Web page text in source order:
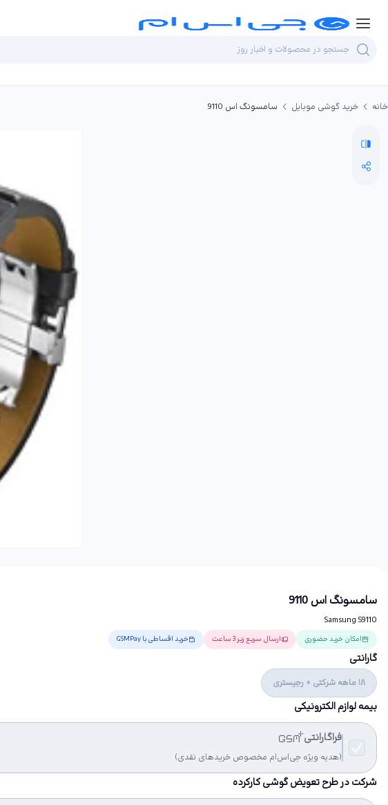
خانه خرید گوشی موبایل سامسونگ اس 9110
سامسونگ اس 9110
Samsung S9110
امکان خرید حضوری ارسال سریع زیر 3 ساعت خرید اقساطی با GSMPay
گارانتی
18 ماهه شرکتی + رجیستری
بیمه لوازم الکترونیکی
فراگارانتی
(هدیه ویژه جی‌اس‌ام مخصوص خریدهای نقدی)
شرکت در طرح تعویض گوشی کارکرده